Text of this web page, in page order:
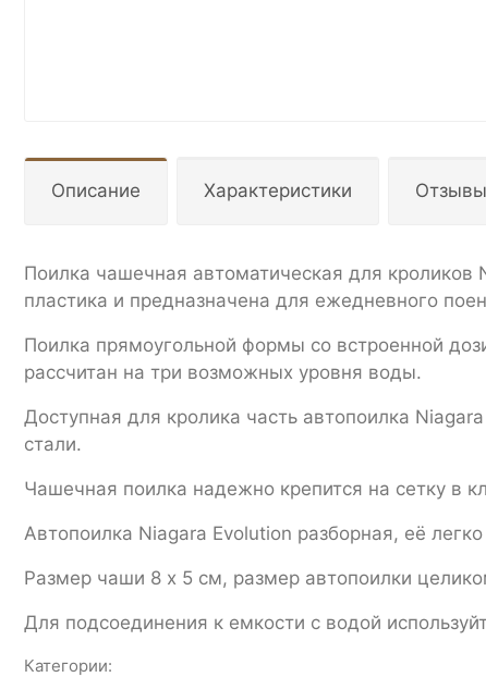
Описание Характеристики
Поилка чашечная автоматическая для кроликов
пластика и предназначена для ежедневного
Поилка прямоугольной формы со встроенной
рассчитан на три возможных уровня воды.
Доступная для кролика часть автопоилка
стали.
Чашечная поилка надежно крепится на сетку в
Автопоилка Niagara Evolution разборная, её
Размер чаши 8 х 5 см, размер автопоилки
Для подсоединения к емкости с водой
Категории: